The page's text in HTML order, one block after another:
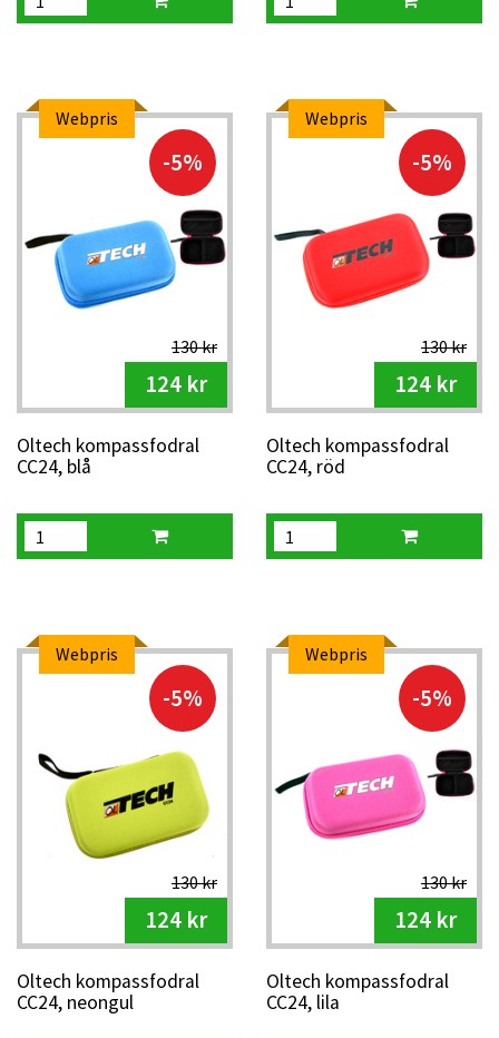
Webpris
-5%
130 kr
124 kr
Oltech kompassfodral
CC24, blå
Webpris
-5%
130 kr
124 kr
Oltech kompassfodral
CC24, röd
Webpris
-5%
130 kr
124 kr
Oltech kompassfodral
CC24, neongul
Webpris
-5%
130 kr
124 kr
Oltech kompassfodral
CC24, lila